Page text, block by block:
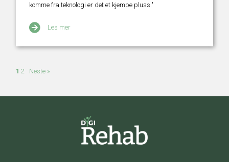
komme fra teknologi er det et kjempe pluss."
Les mer
1 2 Neste »